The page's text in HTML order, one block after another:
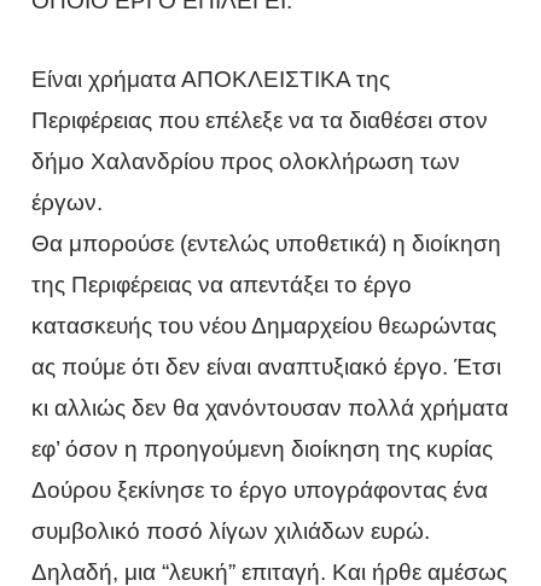
Είναι χρήματα ΑΠΟΚΛΕΙΣΤΙΚΑ της
Περιφέρειας που επέλεξε να τα διαθέσει στον
δήμο Χαλανδρίου προς ολοκλήρωση των
έργων.
Θα μπορούσε (εντελώς υποθετικά) η διοίκηση
της Περιφέρειας να απεντάξει το έργο
κατασκευής του νέου Δημαρχείου θεωρώντας
ας πούμε ότι δεν είναι αναπτυξιακό έργο. Έτσι
κι αλλιώς δεν θα χανόντουσαν πολλά χρήματα
εφ’ όσον η προηγούμενη διοίκηση της κυρίας
Δούρου ξεκίνησε το έργο υπογράφοντας ένα
συμβολικό ποσό λίγων χιλιάδων ευρώ.
Δηλαδή, μια “λευκή” επιταγή. Και ήρθε αμέσως